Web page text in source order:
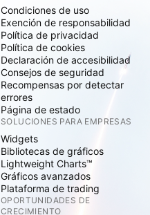
Condiciones de uso
Exención de responsabilidad
Política de privacidad
Política de cookies
Declaración de accesibilidad
Consejos de seguridad
Recompensas por detectar
errores
Página de estado
SOLUCIONES PARA EMPRESAS
Widgets
Bibliotecas de gráficos
Lightweight Charts™
Gráficos avanzados
Plataforma de trading
OPORTUNIDADES DE
CRECIMIENTO